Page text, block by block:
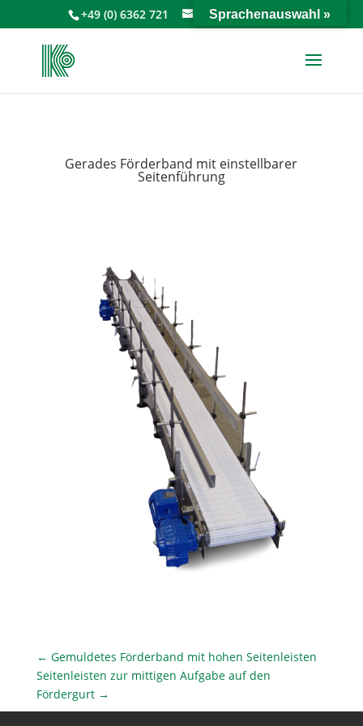
+49 (0) 6362 721 info@keiperkg.de
Gerades Förderband mit einstellbarer
Seitenführung
← Gemuldetes Förderband mit hohen Seitenleisten
Seitenleisten zur mittigen Aufgabe auf den
Fördergurt →
Sprachenauswahl »